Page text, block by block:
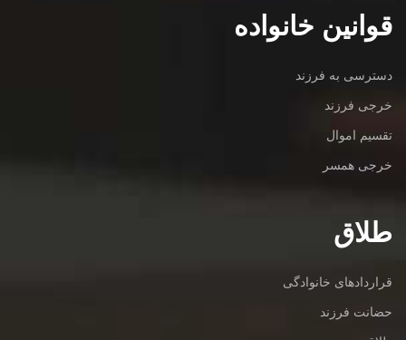
قوانین خانواده
دسترسی به فرزند
خرجی فرزند
تقسیم اموال
خرجی همسر
طلاق
قراردادهای خانوادگی
حضانت فرزند